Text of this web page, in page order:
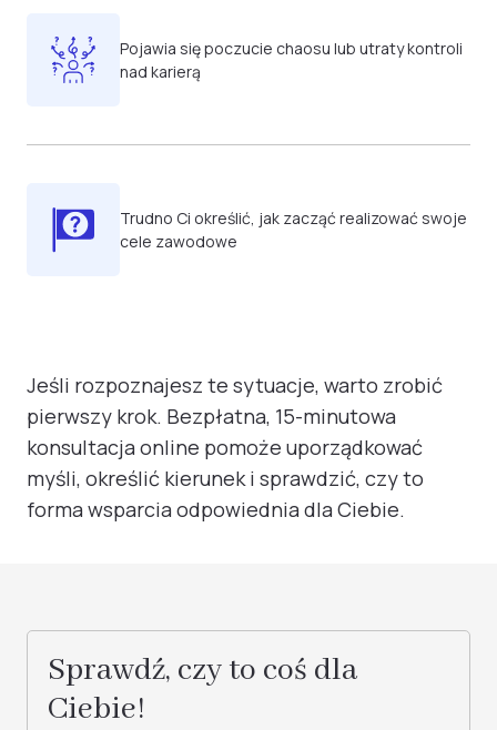
Pojawia się poczucie chaosu lub utraty kontroli
nad karierą
Trudno Ci określić, jak zacząć realizować swoje
cele zawodowe
Jeśli rozpoznajesz te sytuacje, warto zrobić
pierwszy krok. Bezpłatna, 15-minutowa
konsultacja online pomoże uporządkować
myśli, określić kierunek i sprawdzić, czy to
forma wsparcia odpowiednia dla Ciebie.
Sprawdź, czy to coś dla
Ciebie!